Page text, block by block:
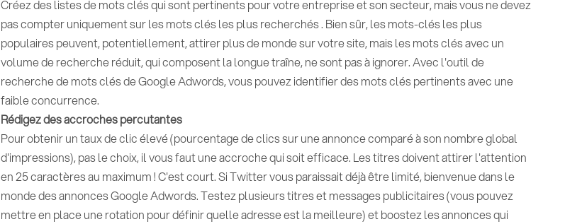
Créez des listes de mots clés qui sont pertinents pour votre entreprise et son secteur, mais vous ne devez
pas compter uniquement sur les mots clés les plus recherchés . Bien sûr, les mots-clés les plus
populaires peuvent, potentiellement, attirer plus de monde sur votre site, mais les mots clés avec un
volume de recherche réduit, qui composent la longue traîne, ne sont pas à ignorer. Avec l'outil de
recherche de mots clés de Google Adwords, vous pouvez identifier des mots clés pertinents avec une
faible concurrence.
Rédigez des accroches percutantes
Pour obtenir un taux de clic élevé (pourcentage de clics sur une annonce comparé à son nombre global
d'impressions), pas le choix, il vous faut une accroche qui soit efficace. Les titres doivent attirer l'attention
en 25 caractères au maximum ! C'est court. Si Twitter vous paraissait déjà être limité, bienvenue dans le
monde des annonces Google Adwords. Testez plusieurs titres et messages publicitaires (vous pouvez
mettre en place une rotation pour définir quelle adresse est la meilleure) et boostez les annonces qui